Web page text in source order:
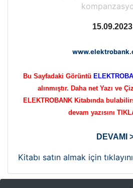
15.09.2023
Bu Sayfadaki Görüntü
alınmıştır. Daha net Yazı ve
ELEKTROBANK Kitabında
devam yazısını
DEVAMI
Kitabı satın almak için